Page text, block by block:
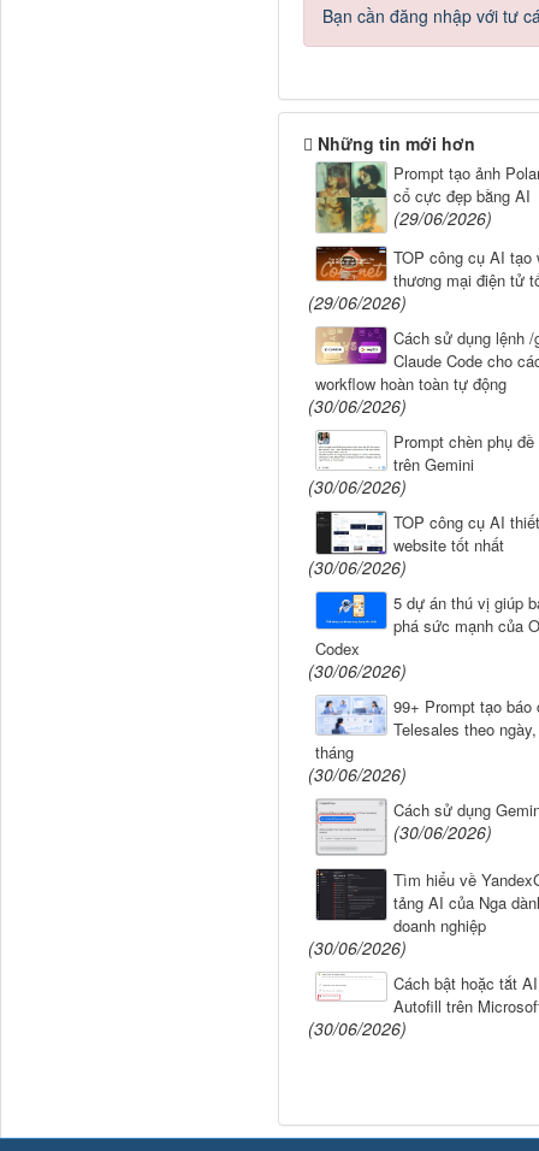
Bạn cần đăng nhập với tư
Những tin mới hơn
Prompt tạo ảnh
cổ cực đẹp bằng AI
(29/06/2026)
TOP công cụ AI tạo
thương mại điện tử
(29/06/2026)
Cách sử dụng lệnh /
Claude Code cho
workflow hoàn toàn tự động
(30/06/2026)
Prompt chèn phụ
trên Gemini
(30/06/2026)
TOP công cụ AI
website tốt nhất
(30/06/2026)
5 dự án thú vị giúp
phá sức mạnh của
Codex
(30/06/2026)
99+ Prompt tạo báo
Telesales theo
tháng
(30/06/2026)
Cách sử dụng
(30/06/2026)
Tìm hiểu về
tảng AI của Nga
doanh nghiệp
(30/06/2026)
Cách bật hoặc tắt
Autofill trên
(30/06/2026)